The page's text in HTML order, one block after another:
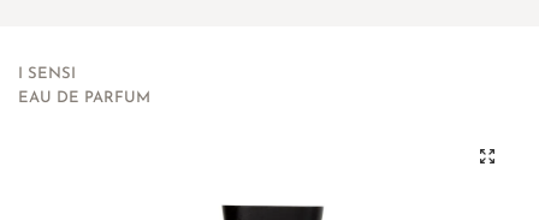
I SENSI
EAU DE PARFUM